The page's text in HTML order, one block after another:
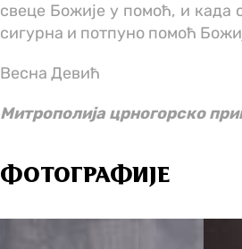
свеце Божије у помоћ, и када
сигурна и потпуно помоћ
Весна Девић
Митрополија црногорско
ФОТОГРАФИЈЕ